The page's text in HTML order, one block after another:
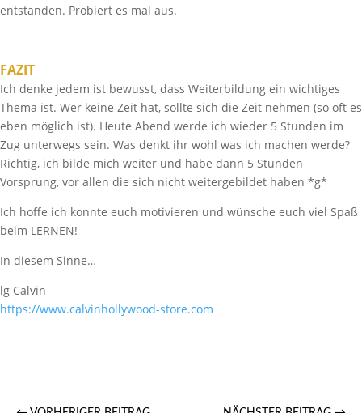
entstanden. Probiert es mal aus.
FAZIT
Ich denke jedem ist bewusst, dass Weiterbildung ein wichtiges
Thema ist. Wer keine Zeit hat, sollte sich die Zeit nehmen (so oft es
eben möglich ist). Heute Abend werde ich wieder 5 Stunden im
Zug unterwegs sein. Was denkt ihr wohl was ich machen werde?
Richtig, ich bilde mich weiter und habe dann 5 Stunden
Vorsprung, vor allen die sich nicht weitergebildet haben *g*
Ich hoffe ich konnte euch motivieren und wünsche euch viel Spaß
beim LERNEN!
In diesem Sinne…
lg Calvin
https://​www.calvinhollywood-store.com